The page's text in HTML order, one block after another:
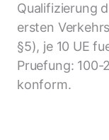
Qualifizierung
ersten
§5), je 10 UE
Pruefung:
konform.